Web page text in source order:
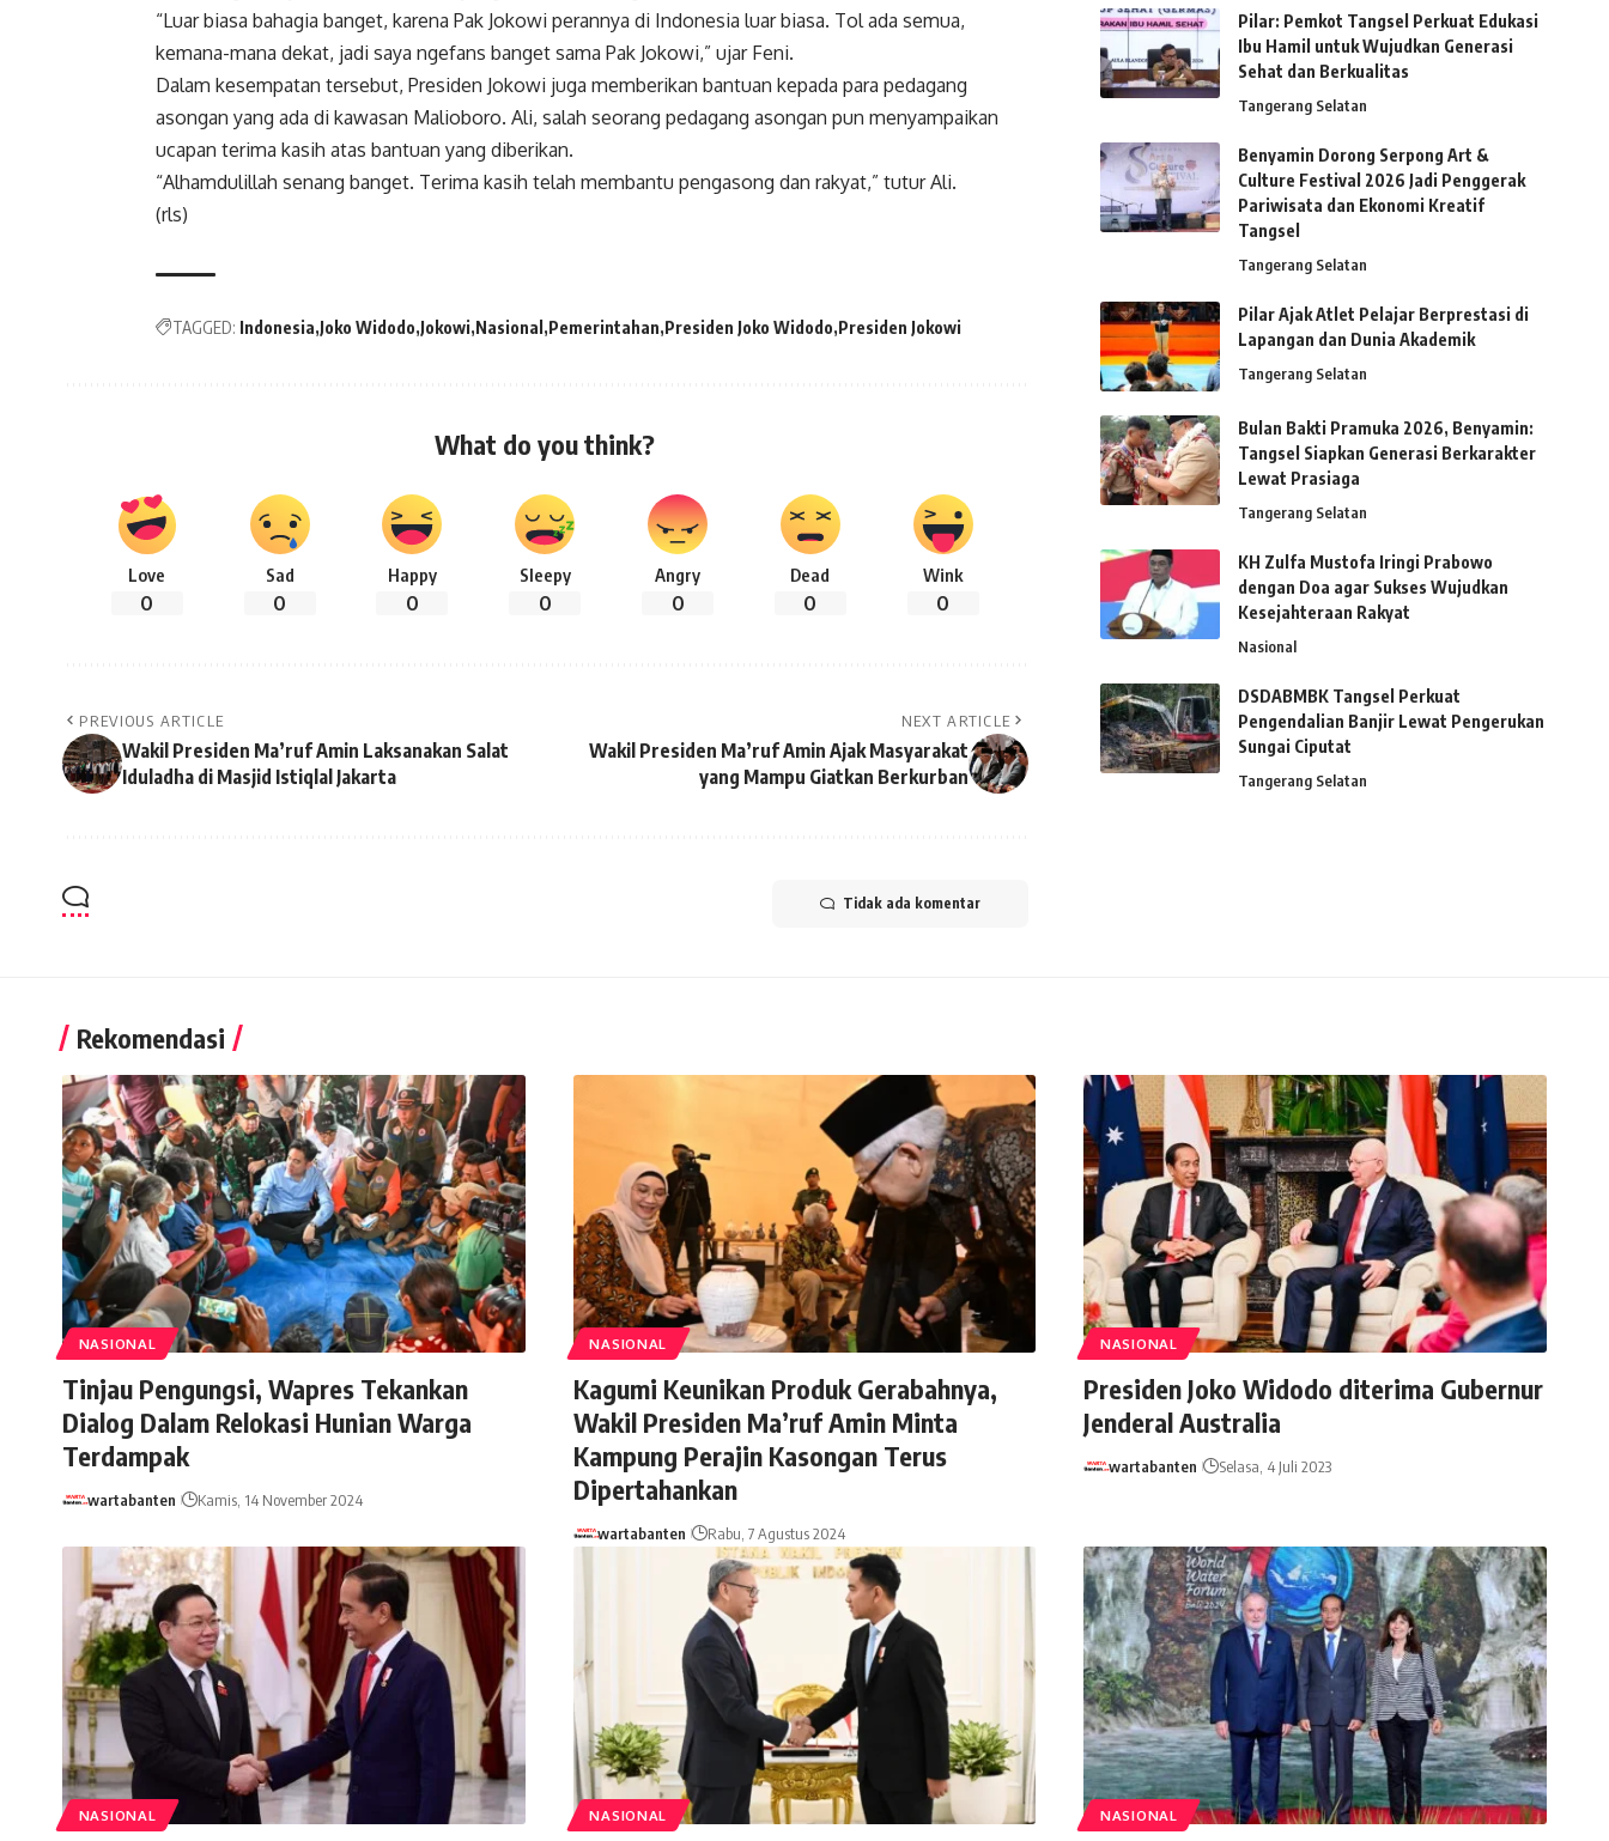
“Luar biasa bahagia banget, karena Pak Jokowi perannya di Indonesia luar biasa. Tol ada semua,
kemana-mana dekat, jadi saya ngefans banget sama Pak Jokowi,” ujar Feni.
Dalam kesempatan tersebut, Presiden Jokowi juga memberikan bantuan kepada para pedagang
asongan yang ada di kawasan Malioboro. Ali, salah seorang pedagang asongan pun menyampaikan
ucapan terima kasih atas bantuan yang diberikan.
“Alhamdulillah senang banget. Terima kasih telah membantu pengasong dan rakyat,” tutur Ali.
(rls)
TAGGED: Indonesia Joko Widodo Jokowi Nasional Pemerintahan Presiden Joko Widodo Presiden Jokowi
What do you think?
Love
0
Sad
0
Happy
0
Sleepy
0
Angry
0
Dead
0
Wink
0
PREVIOUS ARTICLE
Wakil Presiden Ma’ruf Amin Laksanakan Salat
Iduladha di Masjid Istiqlal Jakarta
NEXT ARTICLE
Wakil Presiden Ma’ruf Amin Ajak Masyarakat
yang Mampu Giatkan Berkurban
Tidak ada komentar
Pilar: Pemkot Tangsel Perkuat Edukasi
Ibu Hamil untuk Wujudkan Generasi
Sehat dan Berkualitas
Tangerang Selatan
Benyamin Dorong Serpong Art &
Culture Festival 2026 Jadi Penggerak
Pariwisata dan Ekonomi Kreatif
Tangsel
Tangerang Selatan
Pilar Ajak Atlet Pelajar Berprestasi di
Lapangan dan Dunia Akademik
Tangerang Selatan
Bulan Bakti Pramuka 2026, Benyamin:
Tangsel Siapkan Generasi Berkarakter
Lewat Prasiaga
Tangerang Selatan
KH Zulfa Mustofa Iringi Prabowo
dengan Doa agar Sukses Wujudkan
Kesejahteraan Rakyat
Nasional
DSDABMBK Tangsel Perkuat
Pengendalian Banjir Lewat Pengerukan
Sungai Ciputat
Tangerang Selatan
Rekomendasi
NASIONAL
Tinjau Pengungsi, Wapres Tekankan
Dialog Dalam Relokasi Hunian Warga
Terdampak
wartabanten Kamis, 14 November 2024
NASIONAL
Kagumi Keunikan Produk Gerabahnya,
Wakil Presiden Ma’ruf Amin Minta
Kampung Perajin Kasongan Terus
Dipertahankan
wartabanten Rabu, 7 Agustus 2024
NASIONAL
Presiden Joko Widodo diterima Gubernur
Jenderal Australia
wartabanten Selasa, 4 Juli 2023
NASIONAL NASIONAL NASIONAL